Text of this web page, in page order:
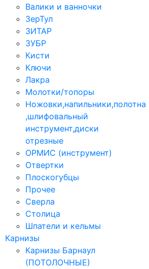
Валики и ванночки
ЗерТул
ЗИТАР
ЗУБР
Кисти
Ключи
Лакра
Молотки/топоры
Ножовки,напильники,полотна
,шлифовальный
инструмент,диски
отрезные
ОРМИС (инструмент)
Отвертки
Плоскогубцы
Прочее
Сверла
Столица
Шпатели и кельмы
Карнизы
Карнизы Барнаул
(ПОТОЛОЧНЫЕ)